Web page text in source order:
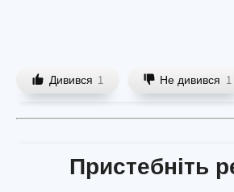
Дивився 1 Не дивився 1
Пристебніть